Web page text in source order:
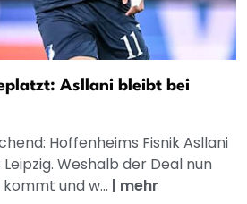
Asllani bleibt bei
Hoffenheims Fisnik Asllani
Weshalb der Deal nun
und w... | mehr